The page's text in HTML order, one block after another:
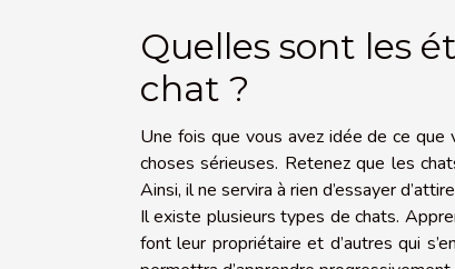
Quelles sont les
chat ?
Une fois que vous avez idée de ce
choses sérieuses. Retenez que les
Ainsi, il ne servira à rien d’essayer
Il existe plusieurs types de chats.
font leur propriétaire et d’autres qui